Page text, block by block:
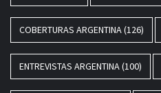
COBERTURAS ARGENTINA(126)
ENTREVISTAS ARGENTINA(100)